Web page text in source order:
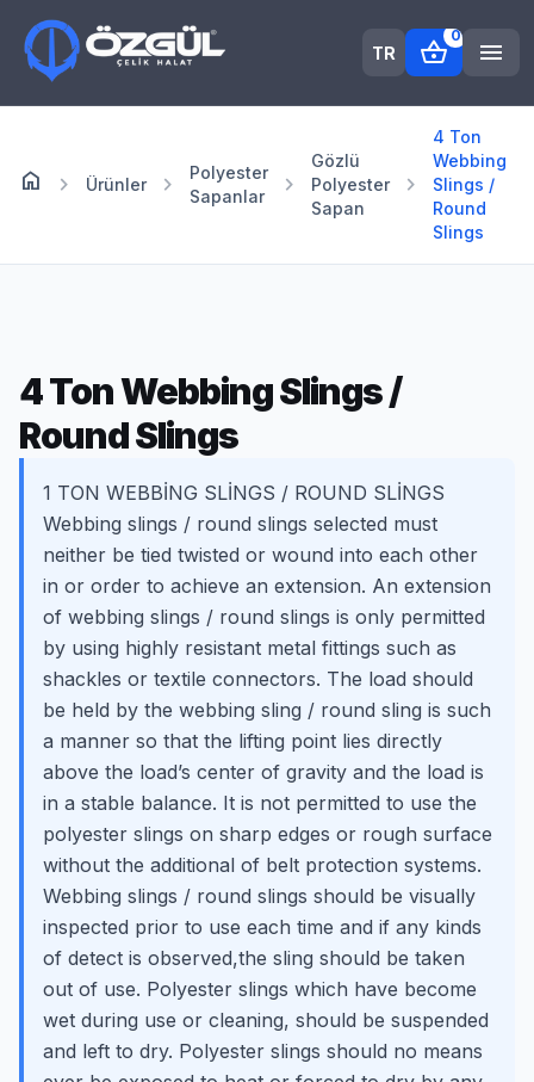
TR shopping_basket
0
menu
home Anasayfa
chevron_right Ürünler chevron_right
Polyester
Sapanlar
chevron_right
Gözlü
Polyester
Sapan
chevron_right
4 Ton
Webbing
Slings /
Round
Slings
4 Ton Webbing Slings /
Round Slings
1 TON WEBBİNG SLİNGS / ROUND SLİNGS
Webbing slings / round slings selected must
neither be tied twisted or wound into each other
in or order to achieve an extension. An extension
of webbing slings / round slings is only permitted
by using highly resistant metal fittings such as
shackles or textile connectors. The load should
be held by the webbing sling / round sling is such
a manner so that the lifting point lies directly
above the load’s center of gravity and the load is
in a stable balance. It is not permitted to use the
polyester slings on sharp edges or rough surface
without the additional of belt protection systems.
Webbing slings / round slings should be visually
inspected prior to use each time and if any kinds
of detect is observed,the sling should be taken
out of use. Polyester slings which have become
wet during use or cleaning, should be suspended
and left to dry. Polyester slings should no means